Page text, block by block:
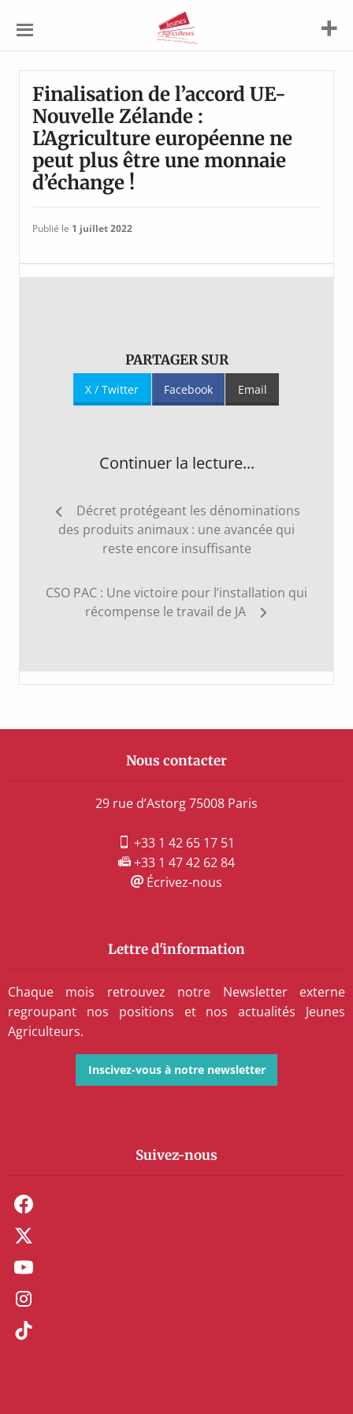
Agriculteurs
Finalisation de l’accord UE-
Nouvelle Zélande :
L’Agriculture européenne ne
peut plus être une monnaie
d’échange !
Publié le 1 juillet 2022
PARTAGER SUR
X / Twitter Facebook Email
Continuer la lecture...
Navigation
l’article
Décret protégeant les dénominations
des produits animaux : une avancée qui
reste encore insuffisante
CSO PAC : Une victoire pour l’installation qui
récompense le travail de JA
Nous contacter
29 rue d’Astorg 75008 Paris
+33 1 42 65 17 51
+33 1 47 42 62 84
Écrivez-nous
Lettre d'information
Chaque mois retrouvez notre Newsletter externe
regroupant nos positions et nos actualités Jeunes
Agriculteurs.
Inscivez-vous à notre newsletter
Suivez-nous